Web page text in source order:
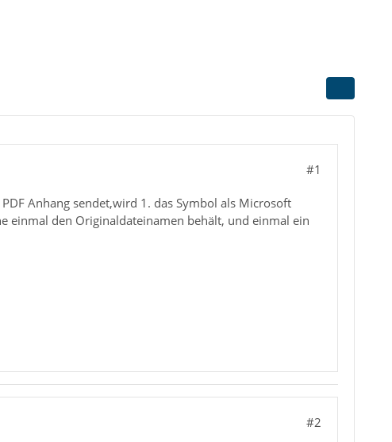
#1
Anhang sendet,wird 1. das Symbol als Microsoft
einmal den Originaldateinamen behält, und einmal ein
#2